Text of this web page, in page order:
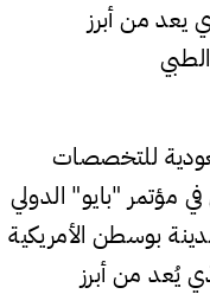
يعد من أبرز
للتخصصات
"بايو" الدولي
في مدينة بوسطن الأمريكية
19 يونيو، الذي يُعد من أبرز